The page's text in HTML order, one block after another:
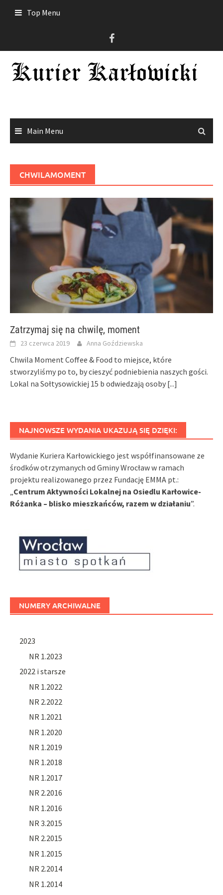
Top Menu
Main Menu
CHWILAMOMENT
Zatrzymaj się na chwilę, moment
23 czerwca 2019 Anna Goździewska
Chwila Moment Coffee & Food to miejsce, które
stworzyliśmy po to, by cieszyć podniebienia naszych gości.
Lokal na Sołtysowickiej 15 b odwiedzają osoby [...]
NAJNOWSZE WYDANIA UKAZUJĄ SIĘ DZIĘKI:
Wydanie Kuriera Karłowickiego jest współfinansowane ze
środków otrzymanych od Gminy Wrocław w ramach
projektu realizowanego przez Fundację EMMA pt.:
„Centrum Aktywności Lokalnej na Osiedlu Karłowice-
Różanka – blisko mieszkańców, razem w działaniu”.
NUMERY ARCHIWALNE
2023
NR 1.2023
2022 i starsze
NR 1.2022
NR 2.2022
NR 1.2021
NR 1.2020
NR 1.2019
NR 1.2018
NR 1.2017
NR 2.2016
NR 1.2016
NR 3.2015
NR 2.2015
NR 1.2015
NR 2.2014
NR 1.2014